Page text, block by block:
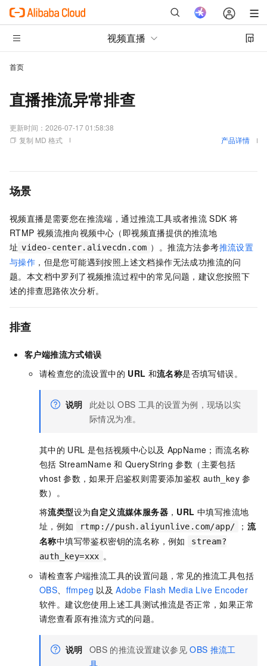
视频直播
首页
直播推流异常排查
更新时间： 2026-07-17 01:58:38
复制 MD 格式
产品详情
场景
视频直播是需要您在推流端，通过推流工具或者推流 SDK 将
RTMP 视频流推向视频中心（即视频直播提供的推流地
址 video-center.alivecdn.com ）。推流方法参考推流设置
与操作 ，但是您可能遇到按照上述文档操作无法成功推流的问
题。本文档中罗列了视频推流过程中的常见问题，建议您按照下
述的排查思路依次分析。
排查
客户端推流方式错误
请检查您的流设置中的 URL 和流名称是否填写错误。
说明 此处以 OBS 工具的设置为例，现场以实
际情况为准。
其中的 URL 是包括视频中心以及 AppName；而流名称
包括 StreamName 和 QueryString 参数（主要包括
vhost 参数，如果开启鉴权则需要添加鉴权 auth_key 参
数）。
将流类型设为自定义流媒体服务器 ， URL 中填写推流地
址，例如
rtmp://push.aliyunlive.com/app/ ； 流
名称中填写带鉴权密钥的流名称，例如
stream?
auth_key=xxx 。
请检查客户端推流工具的设置问题，常见的推流工具包括
OBS、 ffmpeg 以及 Adobe Flash Media Live Encoder
软件。建议您使用上述工具测试推流是否正常，如果正常
请您查看原有推流方式的问题。
说明 OBS 的推流设置建议参见 OBS 推流工